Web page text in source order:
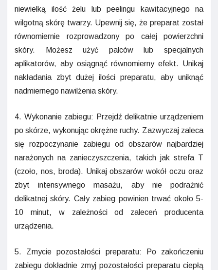
niewielką ilość żelu lub peelingu kawitacyjnego na
wilgotną skórę twarzy. Upewnij się, że preparat został
równomiernie rozprowadzony po całej powierzchni
skóry. Możesz użyć palców lub specjalnych
aplikatorów, aby osiągnąć równomierny efekt. Unikaj
nakładania zbyt dużej ilości preparatu, aby uniknąć
nadmiernego nawilżenia skóry.
4. Wykonanie zabiegu: Przejdź delikatnie urządzeniem
po skórze, wykonując okrężne ruchy. Zazwyczaj zaleca
się rozpoczynanie zabiegu od obszarów najbardziej
narażonych na zanieczyszczenia, takich jak strefa T
(czoło, nos, broda). Unikaj obszarów wokół oczu oraz
zbyt intensywnego masażu, aby nie podrażnić
delikatnej skóry. Cały zabieg powinien trwać około 5-
10 minut, w zależności od zaleceń producenta
urządzenia.
5. Zmycie pozostałości preparatu: Po zakończeniu
zabiegu dokładnie zmyj pozostałości preparatu ciepłą